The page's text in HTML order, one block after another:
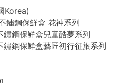
Korea)
鏽鋼保鮮盒 花神系列
鏽鋼保鮮盒兒童酷夢系列
鏽鋼保鮮盒藝匠初行征旅系列